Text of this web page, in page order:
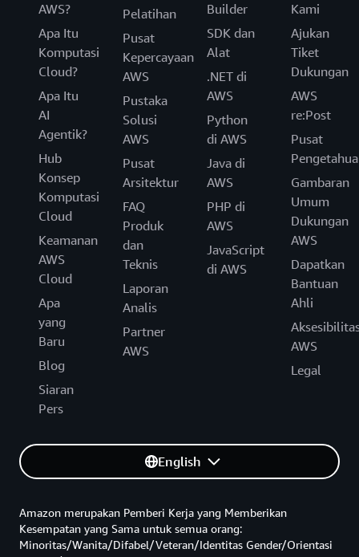
AWS?
Apa Itu
Komputasi
Cloud?
Apa Itu
AI
Agentik?
Hub
Konsep
Komputasi
Cloud
Keamanan
AWS
Cloud
Apa
yang
Baru
Blog
Siaran
Pers
Pelatihan
Pusat
Kepercayaan
AWS
Pustaka
Solusi
AWS
Pusat
Arsitektur
FAQ
Produk
dan
Teknis
Laporan
Analis
Partner
AWS
Builder
SDK dan
Alat
.NET di
AWS
Python
di AWS
Java di
AWS
PHP di
AWS
JavaScript
di AWS
Kami
Ajukan
Tiket
Dukungan
AWS
re:Post
Pusat
Gambaran
Umum
Dukungan
AWS
Dapatkan
Bantuan
Ahli
AWS
Legal
English
Amazon merupakan Pemberi Kerja yang Memberikan
Kesempatan yang Sama untuk semua orang:
Minoritas/Wanita/Difabel/Veteran/Identitas Gender/Orientasi